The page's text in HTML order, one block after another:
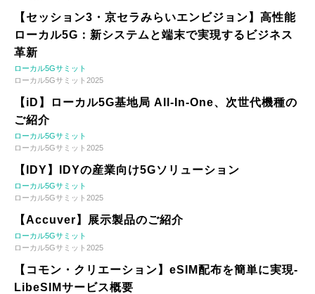
【セッション3・京セラみらいエンビジョン】高性能
ローカル5G：新システムと端末で実現するビジネス
革新
ローカル5Gサミット
ローカル5Gサミット2025
【iD】ローカル5G基地局 All-In-One、次世代機種の
ご紹介
ローカル5Gサミット
ローカル5Gサミット2025
【IDY】IDYの産業向け5Gソリューション
ローカル5Gサミット
ローカル5Gサミット2025
【Accuver】展示製品のご紹介
ローカル5Gサミット
ローカル5Gサミット2025
【コモン・クリエーション】eSIM配布を簡単に実現-
LibeSIMサービス概要